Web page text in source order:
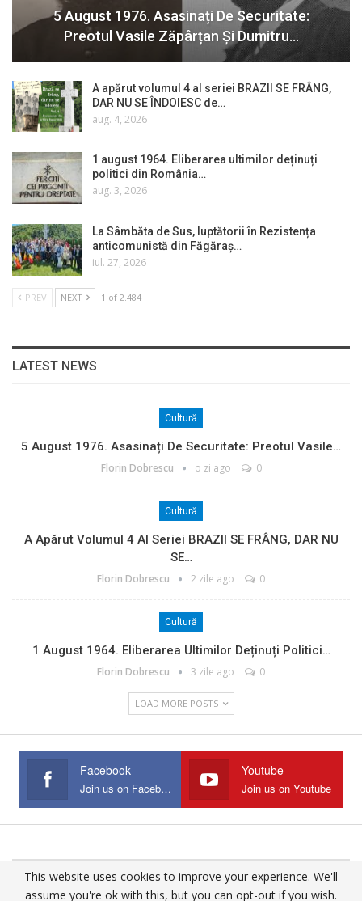
5 August 1976. Asasinați De Securitate:
Preotul Vasile Zăpârțan Și Dumitru…
A apărut volumul 4 al seriei BRAZII SE FRÂNG,
DAR NU SE ÎNDOIESC de…
aug. 4, 2026
1 august 1964. Eliberarea ultimilor deținuți
politici din România…
aug. 3, 2026
La Sâmbăta de Sus, luptătorii în Rezistența
anticomunistă din Făgăraș…
iul. 27, 2026
PREV NEXT 1 of 2.484
LATEST NEWS
Cultură
5 August 1976. Asasinați De Securitate: Preotul Vasile…
Florin Dobrescu o zi ago 0
Cultură
A Apărut Volumul 4 Al Seriei BRAZII SE FRÂNG, DAR NU
SE…
Florin Dobrescu 2 zile ago 0
Cultură
1 August 1964. Eliberarea Ultimilor Deținuți Politici…
Florin Dobrescu 3 zile ago 0
LOAD MORE POSTS
Facebook
Join us on Facebook
Youtube
Join us on Youtube
© 2025 - All Rights Reserved.
This website uses cookies to improve your experience. We'll
assume you're ok with this, but you can opt-out if you wish.